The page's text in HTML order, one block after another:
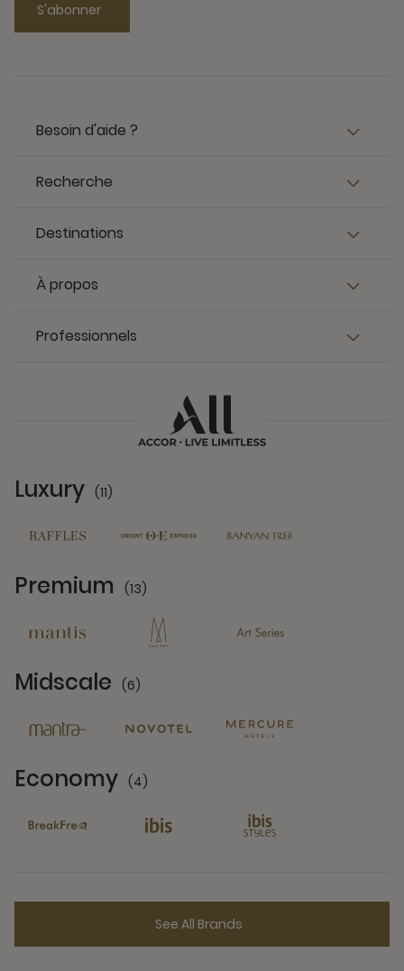
S'abonner
Besoin d'aide ?
Recherche
Destinations
À propos
Professionnels
Luxury (11)
Premium (13)
Midscale (6)
Economy (4)
See All Brands